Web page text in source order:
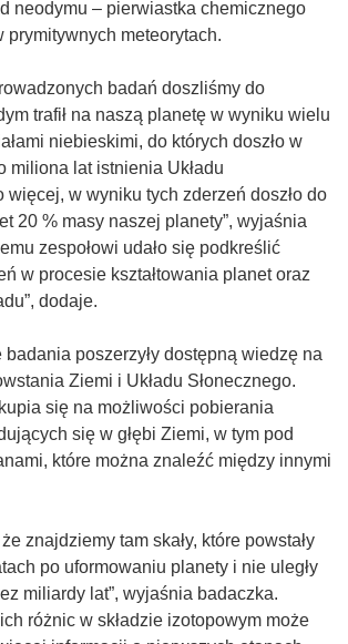
neodymu – pierwiastka chemicznego
prymitywnych meteorytach.
badań doszliśmy do
trafił na naszą planetę w wyniku wielu
niebieskimi, do których doszło w
miliona lat istnienia Układu
więcej, w wyniku tych zderzeń doszło do
20 % masy naszej planety”, wyjaśnia
zespołowi udało się podkreślić
w procesie kształtowania planet oraz
dodaje.
badania poszerzyły dostępną wiedzę na
Ziemi i Układu Słonecznego.
się na możliwości pobierania
się w głębi Ziemi, w tym pod
które można znaleźć między innymi
znajdziemy tam skały, które powstały
po uformowaniu planety i nie uległy
miliardy lat”, wyjaśnia badaczka.
różnic w składzie izotopowym może